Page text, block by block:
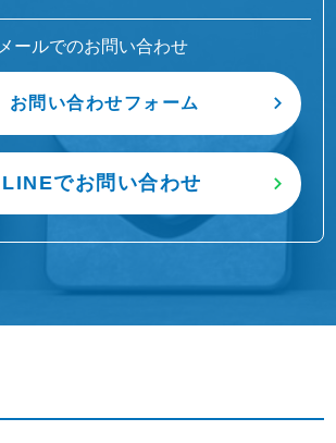
メールでのお問い合わせ
お問い合わせフォーム
LINEでお問い合わせ